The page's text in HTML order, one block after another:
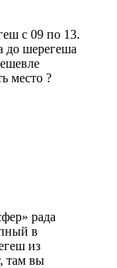
с 09 по 13.
до шерегеша
место ?
рада
в
из
, там вы